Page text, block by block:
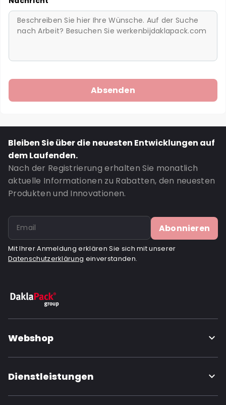
Bleiben Sie über die neuesten Entwicklungen auf
dem Laufenden.
Nach der Registrierung erhalten Sie monatlich
aktuelle Informationen zu Rabatten, den neuesten
Produkten und Innovationen.
Abonnieren
Mit Ihrer Anmeldung erklären Sie sich mit unserer
Datenschutzerklärung einverstanden.
Webshop
Dienstleistungen